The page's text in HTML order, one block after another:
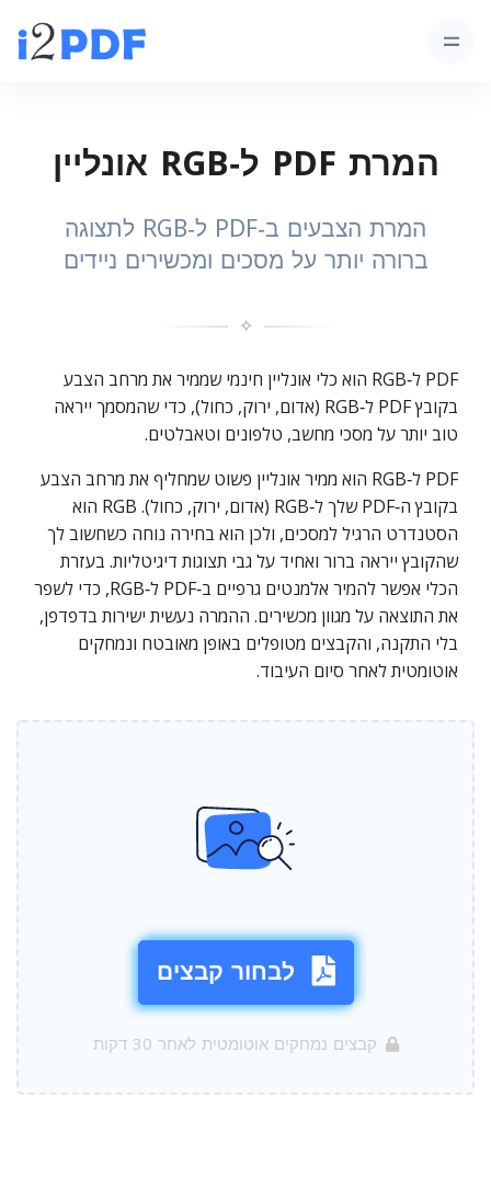
המרת PDF ל‑RGB אונליין
המרת הצבעים ב‑PDF ל‑RGB לתצוגה
ברורה יותר על מסכים ומכשירים ניידים
✧
PDF ל‑RGB הוא כלי אונליין חינמי שממיר את מרחב הצבע
בקובץ PDF ל‑RGB (אדום, ירוק, כחול), כדי שהמסמך ייראה
טוב יותר על מסכי מחשב, טלפונים וטאבלטים.
PDF ל‑RGB הוא ממיר אונליין פשוט שמחליף את מרחב הצבע
בקובץ ה‑PDF שלך ל‑RGB (אדום, ירוק, כחול). RGB הוא
הסטנדרט הרגיל למסכים, ולכן הוא בחירה נוחה כשחשוב לך
שהקובץ ייראה ברור ואחיד על גבי תצוגות דיגיטליות. בעזרת
הכלי אפשר להמיר אלמנטים גרפיים ב‑PDF ל‑RGB, כדי לשפר
את התוצאה על מגוון מכשירים. ההמרה נעשית ישירות בדפדפן,
בלי התקנה, והקבצים מטופלים באופן מאובטח ונמחקים
אוטומטית לאחר סיום העיבוד.
לבחור קבצים
קבצים נמחקים אוטומטית לאחר 30 דקות